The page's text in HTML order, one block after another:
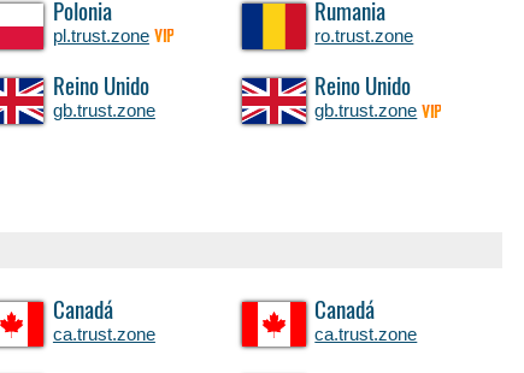
Polonia
pl.trust.zone VIP
Rumania
ro.trust.zone
Reino Unido
gb.trust.zone
Reino Unido
gb.trust.zone VIP
Canadá
ca.trust.zone
Canadá
ca.trust.zone